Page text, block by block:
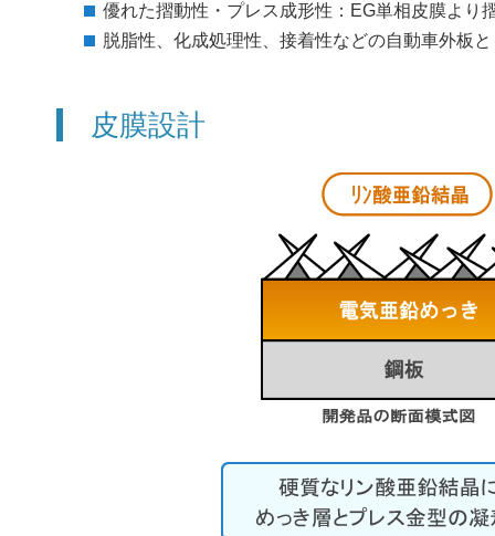
優れた摺動性・プレス成形性：EG単相皮膜より
脱脂性、化成処理性、接着性などの自動車外板
皮膜設計